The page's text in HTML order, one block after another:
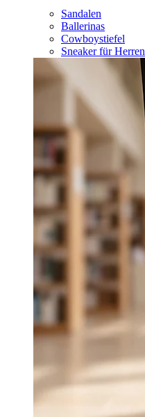
Sandalen
Ballerinas
Cowboystiefel
Sneaker für Herren